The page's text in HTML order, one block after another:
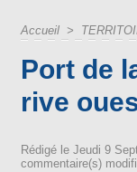
Accueil >
Port de
rive
Rédigé le Jeudi 9
commentaire(s)